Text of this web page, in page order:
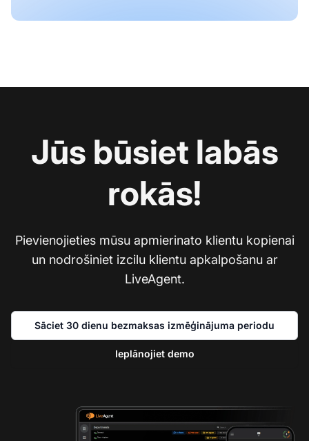
Jūs būsiet labās
rokās!
Pievienojieties mūsu apmierinato klientu kopienai
un nodrošiniet izcilu klientu apkalpošanu ar
LiveAgent.
Sāciet 30 dienu bezmaksas izmēģinājuma periodu
Ieplānojiet demo